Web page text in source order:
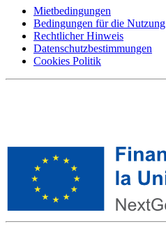
Mietbedingungen
Bedingungen für die Nutzung
Rechtlicher Hinweis
Datenschutzbestimmungen
Cookies Politik